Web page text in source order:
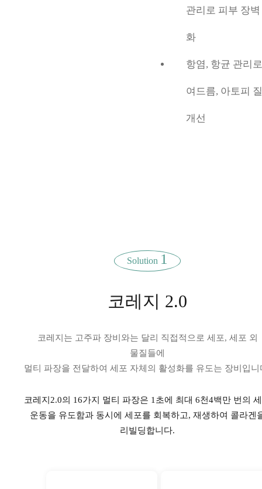
관리로 피부 장
화
항염, 항균 관리
여드름, 아토피
개선
Solution 1
코레지 2.0
코레지는 고주파 장비와는 달리 직접적으로 세포, 세포 외
물질들에
멀티 파장을 전달하여 세포 자체의 활성화를 유도는 장비입니
코레지2.0의 16가지 멀티 파장은 1초에 최대 6천4백만 번의
운동을 유도함과 동시에 세포를 회복하고, 재생하여 콜라겐
리빌딩합니다.